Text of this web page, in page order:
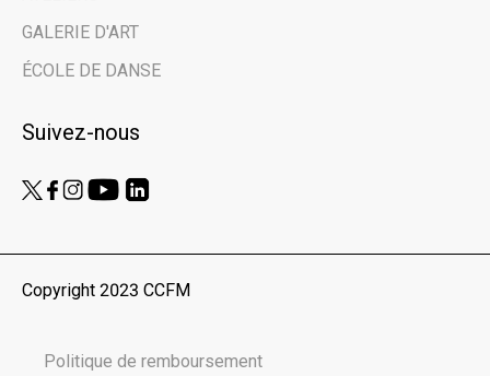
GALERIE D'ART
ÉCOLE DE DANSE
Suivez-nous
Copyright 2023 CCFM
Politique de remboursement
Nom de famille | Last Name
Nom de votre organisme | Name of your
organization
Vous êtes ici en tant que… | You are here
as...
Médias | Press